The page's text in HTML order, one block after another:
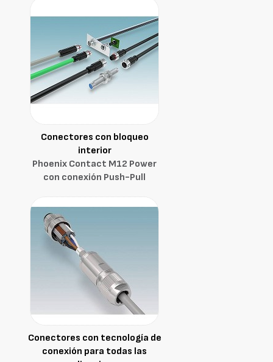
Conectores con bloqueo
interior
Phoenix Contact M12 Power
con conexión Push-Pull
Conectores con tecnología de
conexión para todas las